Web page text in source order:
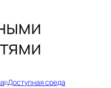
вДоступная среда